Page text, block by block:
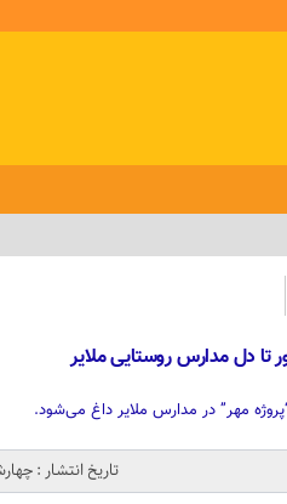
مهر” در مدارس ملایر داغ می‌شود.
تاریخ انتشار : چهارشنبه 17 ژوئن